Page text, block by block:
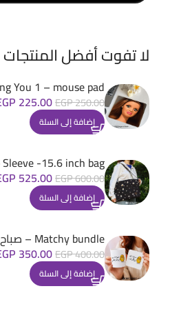
لا تفوت أفضل المنتجات
You 1 – mouse pad
EGP250.00
225.00
إضافة إلى السلة
-15.6 inch bag
EGP600.00
525.00
إضافة إلى السلة
Matchy bundle – صباح الزفت بكرهكوا كلكوا
EGP400.00
350.00
إضافة إلى السلة